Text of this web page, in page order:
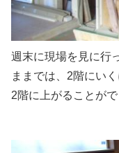
週末に現場を見に行
ままでは、2階にい
2階に上がることがで